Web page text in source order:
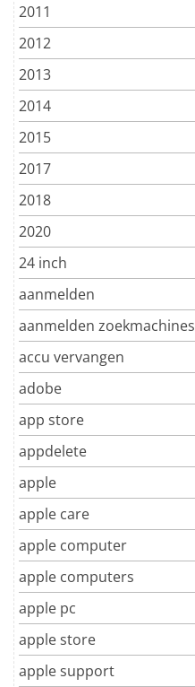
2011
2012
2013
2014
2015
2017
2018
2020
24 inch
aanmelden
aanmelden zoekmachines
accu vervangen
adobe
app store
appdelete
apple
apple care
apple computer
apple computers
apple pc
apple store
apple support